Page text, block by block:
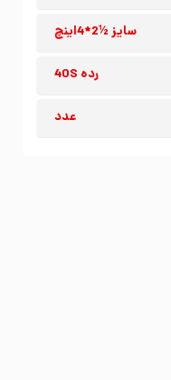
سایز ½2*4اینچ
رده 40S
عدد